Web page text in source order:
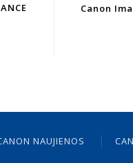
Canon
NAUJIENOS